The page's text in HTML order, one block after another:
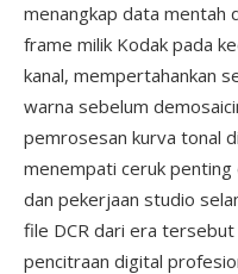
menangkap data mentah
frame milik Kodak pada
kanal, mempertahankan
warna sebelum
pemrosesan kurva tonal
menempati ceruk
dan pekerjaan studio
file DCR dari era
pencitraan digital